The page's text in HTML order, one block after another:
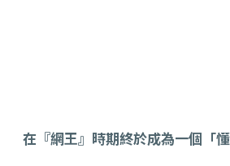
在『網王』時期終於成為一個「